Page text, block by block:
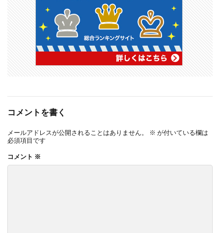
コメントを書く
メールアドレスが公開されることはありません。 ※ が付いている欄は
必須項目です
コメント ※